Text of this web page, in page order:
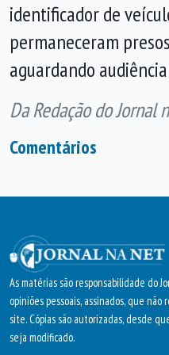
identificador de
permaneceram
aguardando
Da Redação do Jornal
Comentários
As matérias são responsabilidade do
opiniões pessoais, assinados, que
site. Cópias são autorizadas, desde
seja modificado.